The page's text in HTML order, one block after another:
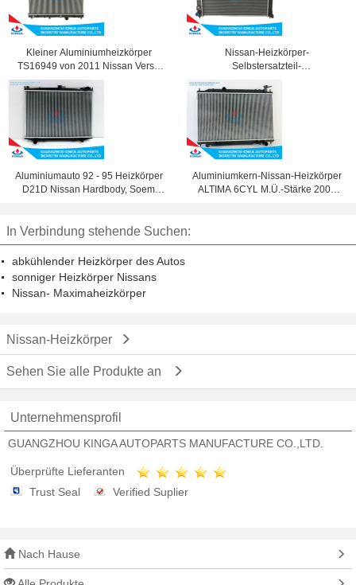
Kleiner Aluminiumheizkörper
TS16949 von 2011 Nissan Versa
Soem 21460-ED000/Ed100
Nissan-Heizkörper-
Selbstersatzteil-
Aluminiumplastikbronzierendes
Silber 2008 21460-Jn90A
Aluminiumauto 92 - 95 Heizkörper
D21D Nissan Hardbody, Soem
Aluminiumkern-Nissan-Heizkörper
ALTIMA 6CYL M.Ü.-Stärke 2002
In Verbindung stehende Suchen:
abkühlender Heizkörper des Autos
sonniger Heizkörper Nissans
Nissan- Maximaheizkörper
Nissan-Heizkörper
Sehen Sie alle Produkte an
Unternehmensprofil
GUANGZHOU KINGA AUTOPARTS MANUFACTURE CO.,LTD.
Überprüfte Lieferanten
Trust Seal
Verified Suplier
Nach Hause